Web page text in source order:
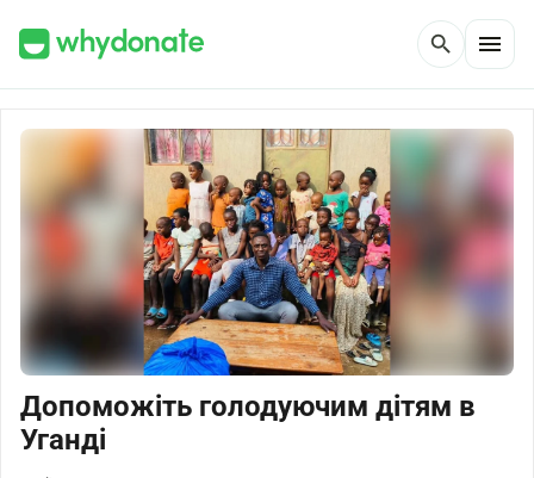
search menu
Допоможіть голодуючим дітям в
Уганді